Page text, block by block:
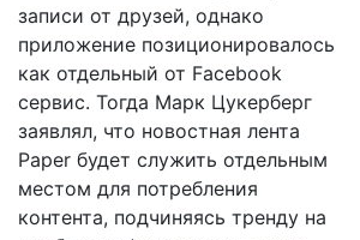
записи от друзей, однако
приложение позиционировалось
как отдельный от Facebook
сервис. Тогда Марк Цукерберг
заявлял, что новостная лента
Paper будет служить отдельным
местом для потребления
контента, подчиняясь тренду на